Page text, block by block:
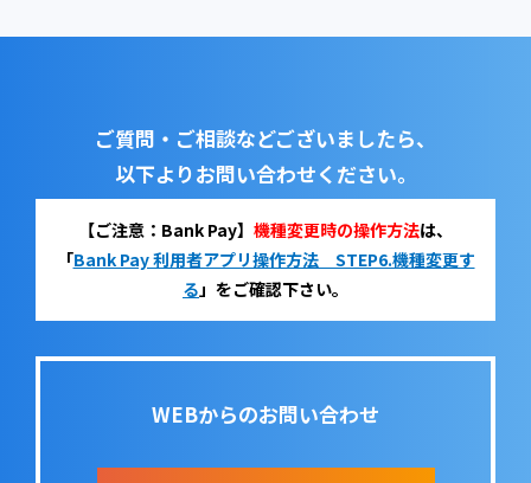
ご質問・ご相談などございましたら、
以下よりお問い合わせください。
【ご注意：Bank Pay】 機種変更時の操作方法は、
「Bank Pay 利用者アプリ操作方法 STEP6.機種変更す
る」をご確認下さい。
WEBからのお問い合わせ